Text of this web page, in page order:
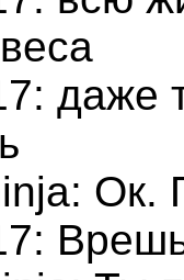
даже
Ок.